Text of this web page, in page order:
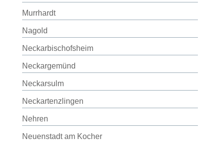
Murrhardt
Nagold
Neckarbischofsheim
Neckargemünd
Neckarsulm
Neckartenzlingen
Nehren
Neuenstadt am Kocher